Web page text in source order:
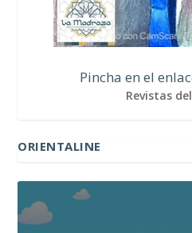
Pincha en el
Revistas
ORIENTALINE